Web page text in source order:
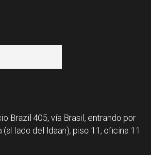
Brazil 405, vía Brasil, entrando por
(al lado del Idaan), piso 11, oficina 11